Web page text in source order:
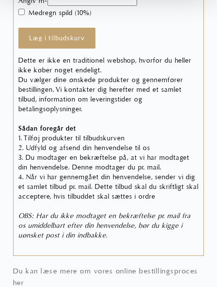
Medregn spild (10%)
Læg i tilbudskurv
Dette er ikke en traditionel webshop, hvorfor du heller
ikke køber noget endeligt.
Du vælger dine ønskede produkter og gennemfører
bestillingen. Vi kontakter dig herefter med et samlet
tilbud, information om leveringstider og
betalingsoplysninger.
Sådan foregår det
1. Tilføj produkter til tilbudskurven
2. Udfyld og afsend din henvendelse til os
3. Du modtager en bekræftelse på, at vi har modtaget
din henvendelse. Denne modtager du pr. mail.
4. Når vi har gennemgået din henvendelse, sender vi dig
et samlet tilbud pr. mail. Dette tilbud skal du skriftligt skal
acceptere, hvis tilbuddet skal sættes i ordre
OBS: Har du ikke modtaget en bekræftelse pr. mail fra
os umiddelbart efter din henvendelse, bør du kigge i
uønsket post i din indbakke.
Du kan læse mere om vores online bestillingsproces
her